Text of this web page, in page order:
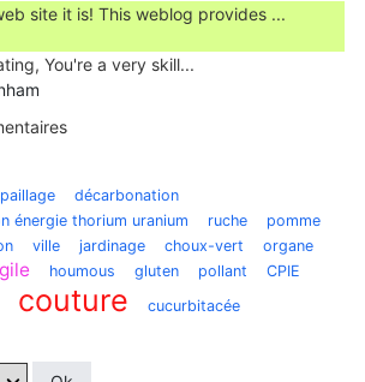
site it is! This weblog provides ...
You'rе a very skill...
paillage
décarbonation
énergie thorium uranium
ruche
pomme
ville jardinage choux-vert
organe
houmous gluten pollant
CPIE
couture cucurbitacée